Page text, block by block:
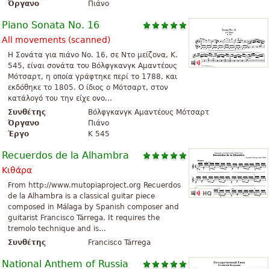
Όργανο
Πιάνο
Piano Sonata No. 16
All movements (scanned)
H Σονάτα για πιάνο No. 16, σε Ντο μείζονα, K.
545, είναι σονάτα του Βόλφγκανγκ Αμαντέους
Μότσαρτ, η οποία γράφτηκε περί το 1788, και
εκδόθηκε το 1805. Ο ίδιος ο Μότσαρτ, στον
κατάλογό του την είχε ονο...
Συνθέτης
Βόλφγκανγκ Αμαντέους Μότσαρτ
Όργανο
Πιάνο
Έργο
K 545
Recuerdos de la Alhambra
Κιθάρα
From http://www.mutopiaproject.org Recuerdos
de la Alhambra is a classical guitar piece
composed in Málaga by Spanish composer and
guitarist Francisco Tárrega. It requires the
tremolo technique and is...
Συνθέτης
Francisco Tárrega
National Anthem of Russia